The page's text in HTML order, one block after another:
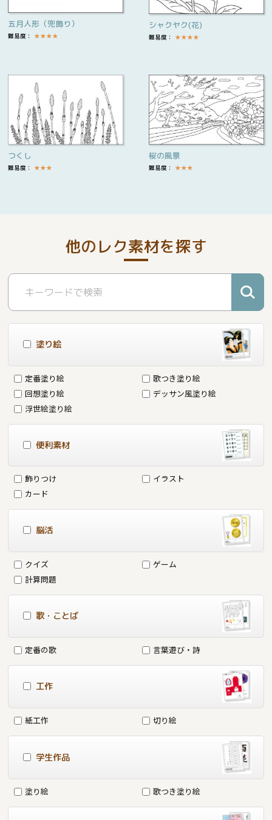
五月人形（兜飾り）
難易度： ★★★★
シャクヤク(花)
難易度： ★★★★
つくし
難易度： ★★★
桜の風景
難易度： ★★★
他のレク素材を探す
塗り絵
定番塗り絵
歌つき塗り絵
回想塗り絵
デッサン風塗り絵
浮世絵塗り絵
便利素材
飾りつけ
イラスト
カード
脳活
クイズ
ゲーム
計算問題
歌・ことば
定番の歌 言葉遊び・詩
工作
紙工作 切り絵
学生作品
塗り絵 歌つき塗り絵